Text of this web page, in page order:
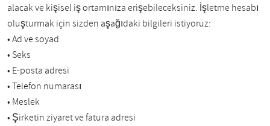
alacak ve kişisel iş ortamınıza erişebileceksiniz. İşletme hesabı
oluşturmak için sizden aşağıdaki bilgileri istiyoruz:
• Ad ve soyad
• Seks
• E-posta adresi
• Telefon numarası
• Meslek
• Şirketin ziyaret ve fatura adresi